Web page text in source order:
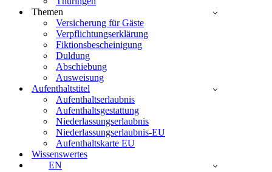
Themen
Versicherung für Gäste
Verpflichtungserklärung
Fiktionsbescheinigung
Duldung
Abschiebung
Ausweisung
Aufenthaltstitel
Aufenthaltserlaubnis
Aufenthaltsgestattung
Niederlassungserlaubnis
Niederlassungserlaubnis-EU
Aufenthaltskarte EU
Wissenswertes
EN